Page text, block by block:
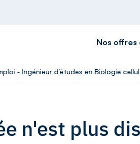
Nos offres
- Ingénieur d’études en Biologie
n'est plus